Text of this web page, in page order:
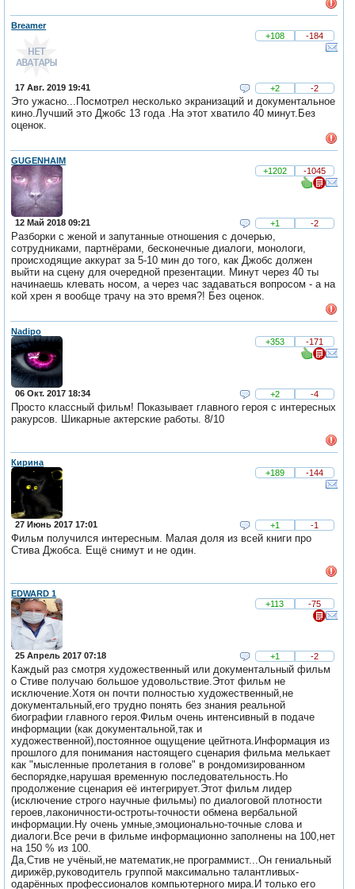
Breamer
+108
-184
17 Авг. 2019 19:41 +2 -2
Это ужасно...Посмотрел несколько экранизаций и документальное
кино.Лучший это Джобс 13 года .На этот хватило 40 минут.Без
оценок.
GUGENHAIM
+1202
-1045
12 Май 2018 09:21 +1 -2
Разборки с женой и запутанные отношения с дочерью,
сотрудниками, партнёрами, бесконечные диалоги, монологи,
происходящие аккурат за 5-10 мин до того, как Джобс должен
выйти на сцену для очередной презентации. Минут через 40 ты
начинаешь клевать носом, а через час задаваться вопросом - а на
кой хрен я вообще трачу на это время?! Без оценок.
Nadipo
+353
-171
06 Окт. 2017 18:34 +2 -4
Просто классный фильм! Показывает главного героя с интересных
ракурсов. Шикарные актерские работы. 8/10
Кирина
+189
-144
27 Июнь 2017 17:01 +1 -1
Фильм получился интересным. Малая доля из всей книги про
Стива Джобса. Ещё снимут и не один.
EDWARD 1
+113
-75
25 Апрель 2017 07:18 +1 -2
Каждый раз смотря художественный или документальный фильм
о Стиве получаю большое удовольствие.Этот фильм не
исключение.Хотя он почти полностью художественный,не
документальный,его трудно понять без знания реальной
биографии главного героя.Фильм очень интенсивный в подаче
информации (как документальной,так и
художественной),постоянное ощущение цейтнота.Информация из
прошлого для понимания настоящего сценария фильма мелькает
как "мысленные пролетания в голове" в рондомизированном
беспорядке,нарушая временную последовательность.Но
продолжение сценария её интегрирует.Этот фильм лидер
(исключение строго научные фильмы) по диалоговой плотности
героев,лаконичности-остроты-точности обмена вербальной
информации.Ну очень умные,эмоционально-точные слова и
диалоги.Все речи в фильме информационно заполнены на 100,нет
на 150 % из 100.
Да,Стив не учёный,не математик,не программист...Он гениальный
дирижёр,руководитель группой максимально талантливых-
одарённых профессионалов компьютерного мира.И только его